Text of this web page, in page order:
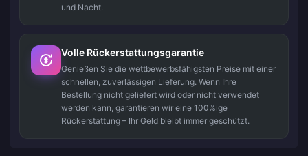
und Nacht.
Volle Rückerstattungsgarantie
Genießen Sie die wettbewerbsfähigsten Preise mit einer
schnellen, zuverlässigen Lieferung. Wenn Ihre
Bestellung nicht geliefert wird oder nicht verwendet
werden kann, garantieren wir eine 100%ige
Rückerstattung – Ihr Geld bleibt immer geschützt.